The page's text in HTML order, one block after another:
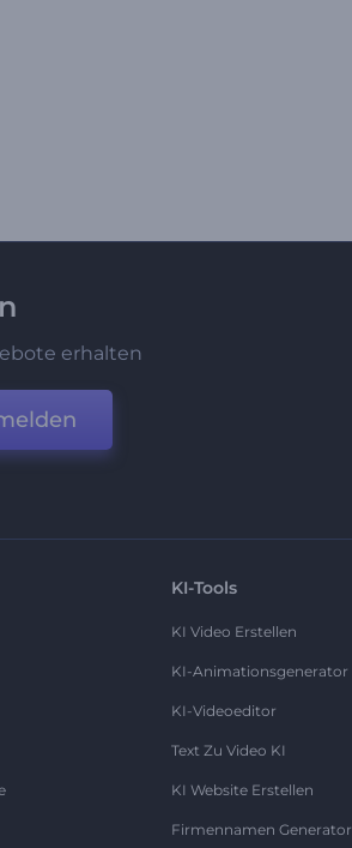
erhalten
KI-Tools
KI Video Erstellen
KI-Animationsgenerator
KI-Videoeditor
Text Zu Video KI
KI Website Erstellen
Firmennamen Generator